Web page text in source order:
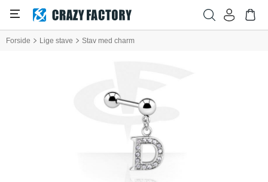
Forside Lige stave Stav med charm